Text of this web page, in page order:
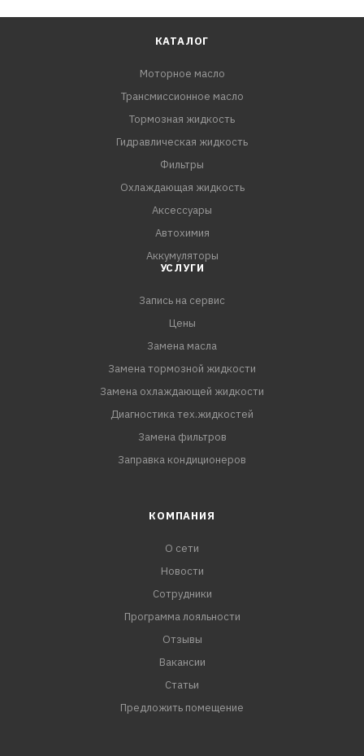
КАТАЛОГ
Моторное масло
Трансмиссионное масло
Тормозная жидкость
Гидравлическая жидкость
Фильтры
Охлаждающая жидкость
Аксессуары
Автохимия
Аккумуляторы
УСЛУГИ
Запись на сервис
Цены
Замена масла
Замена тормозной жидкости
Замена охлаждающей жидкости
Диагностика тех.жидкостей
Замена фильтров
Заправка кондиционеров
КОМПАНИЯ
О сети
Новости
Сотрудники
Программа лояльности
Отзывы
Вакансии
Статьи
Предложить помещение